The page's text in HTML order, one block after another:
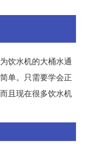
饮水机的大桶水通
单。只需要学会正
且现在很多饮水机